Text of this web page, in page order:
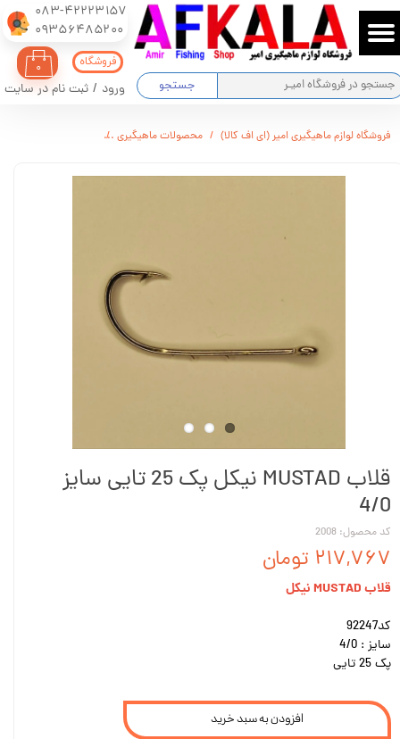
083-42223157
​​​​​​​09356485200
جستجو
۰
ورود / ثبت نام در سایت
حساب کاربری من
تغییر گذر واژه
فروشگاه
فروشگاه لوازم ماهیگیری امیر (ای اف کالا) محصولات ماهیگیری
قلاب MUSTAD نیکل پک 25 تايی سایز
4/0
کد محصول: 2008
۲۱۷,۷۶۷ تومان
قلاب MUSTAD نیکل
کد92247
سایز : 4/0
پک 25 تايی
افزودن به سبد خرید